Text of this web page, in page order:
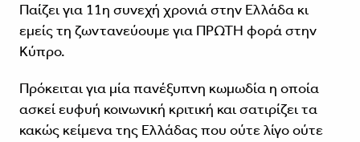
Παίζει για 11η συνεχή χρονιά στην Ελλάδα κι
εμείς τη ζωντανεύουμε για ΠΡΩΤΗ φορά στην
Κύπρο.
Πρόκειται για μία πανέξυπνη κωμωδία η οποία
ασκεί ευφυή κοινωνική κριτική και σατιρίζει τα
κακώς κείμενα της Ελλάδας που ούτε λίγο ούτε